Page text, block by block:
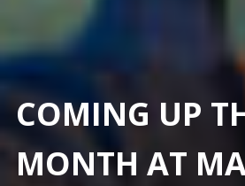
COMING UP T
MONTH AT M